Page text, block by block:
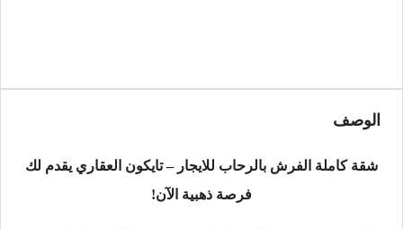
الوصف
شقة كاملة الفرش بالرحاب للايجار – تايكون العقاري يقدم لك
فرصة ذهبية الآن!